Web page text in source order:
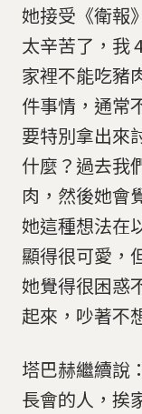
她接受《衛報
太辛苦了，我
家裡不能吃豬
件事情，通常
要特別拿出來
什麼？過去我
肉，然後她會
她這種想法在
顯得很可愛，
她覺得很困惑
起來，吵著不
塔巴赫繼續說
長會的人，挨